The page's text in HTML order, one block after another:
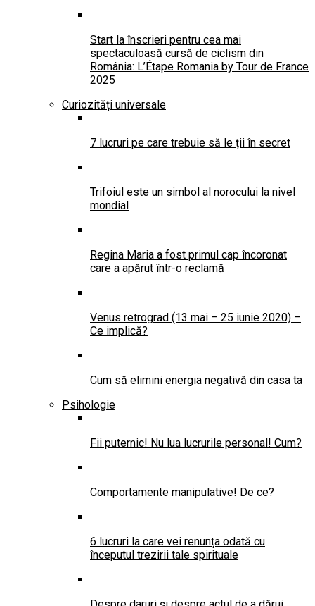
Start la înscrieri pentru cea mai
spectaculoasă cursă de ciclism din
România: L’Étape Romania by Tour de France
2025
Curiozități universale
7 lucruri pe care trebuie să le ții în secret
Trifoiul este un simbol al norocului la nivel
mondial
Regina Maria a fost primul cap încoronat
care a apărut într-o reclamă
Venus retrograd (13 mai – 25 iunie 2020) –
Ce implică?
Cum să elimini energia negativă din casa ta
Psihologie
Fii puternic! Nu lua lucrurile personal! Cum?
Comportamente manipulative! De ce?
6 lucruri la care vei renunța odată cu
începutul trezirii tale spirituale